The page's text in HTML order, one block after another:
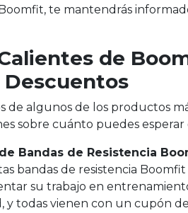
te mantendrás
de
Descuentos
de algunos de los productos
sobre cuánto puedes
Bandas de Resistencia
bandas de resistencia
su trabajo en
y todas vienen con un cupón